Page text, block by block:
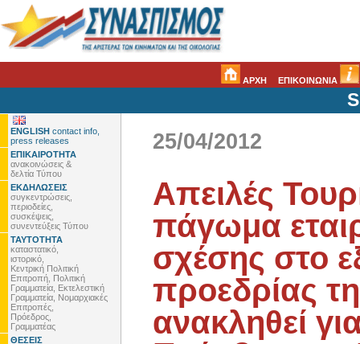
ΑΡΧΗ ΕΠΙΚΟΙΝΩΝΙΑ
ENGLISH contact info,
press releases
ΕΠΙΚΑΙΡΟΤΗΤΑ
ανακοινώσεις &
δελτία Τύπου
ΕΚΔΗΛΩΣΕΙΣ
συγκεντρώσεις,
περιοδείες,
συσκέψεις,
συνεντεύξεις Τύπου
ΤΑΥΤΟΤΗΤΑ
καταστατικό,
ιστορικό,
Κεντρική Πολιτική
Επιτροπή, Πολιτική
Γραμματεία, Εκτελεστική
Γραμματεία, Νομαρχιακές
Επιτροπές,
Πρόεδρος,
Γραμματέας
ΘΕΣΕΙΣ
25/04/2012
Απειλές
πάγωμα
σχέσης στο
προεδρίας
ανακληθεί